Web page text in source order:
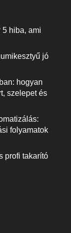
5 hiba, ami
jó
hogyan
szelepet és
folyamatok
profi takarító